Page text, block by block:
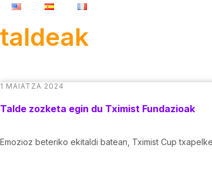
taldeak
1 MAIATZA 2024
Talde zozketa egin du Tximist Fundazioak
Emozioz beteriko ekitaldi batean, Tximist Cup